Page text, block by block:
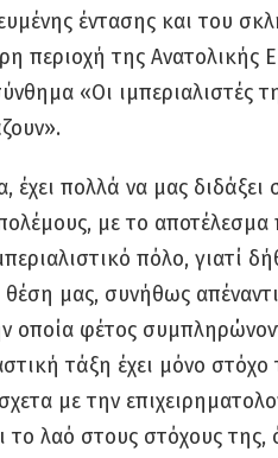
έντασης και του
περιοχή της Ανατολικής
«Οι ιμπεριαλιστές
έχει πολλά να μας
με το
πόλο, γιατί
μας, συνήθως
φέτος
τάξη έχει μόνο
με την
το λαό στους στόχους της,